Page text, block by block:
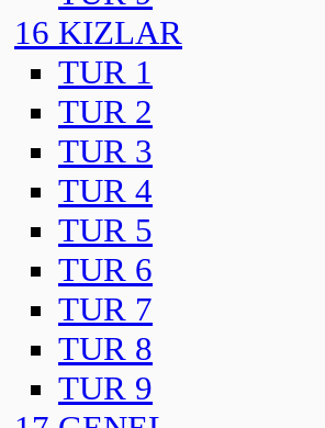
16 KIZLAR
TUR 1
TUR 2
TUR 3
TUR 4
TUR 5
TUR 6
TUR 7
TUR 8
TUR 9